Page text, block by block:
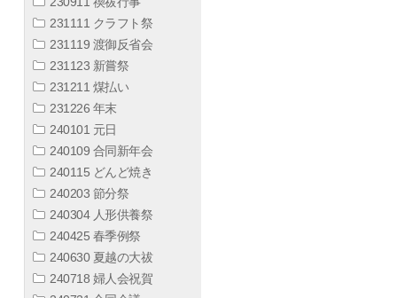
231111 クラフト祭
231119 渡御反省会
231123 新嘗祭
231211 煤払い
231226 年末
240101 元日
240109 合同新年会
240115 どんど焼き
240203 節分祭
240304 人形供養祭
240425 春季例祭
240630 夏越の大祓
240718 婦人会祝賀